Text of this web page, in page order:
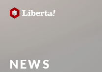
NEWS